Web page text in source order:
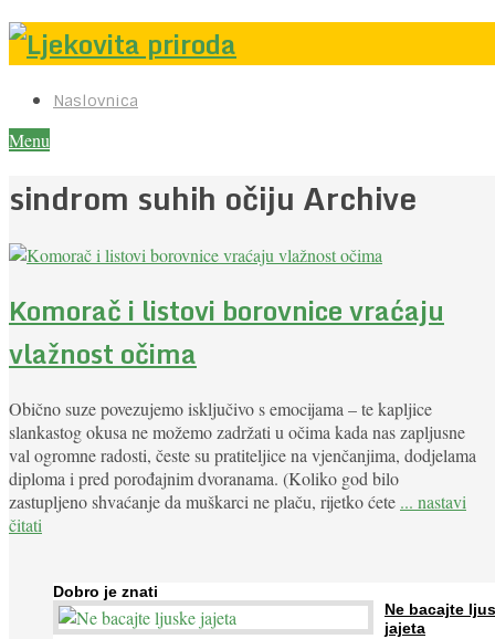
Naslovnica
Menu
sindrom suhih očiju Archive
Komorač i listovi borovnice vraćaju
vlažnost očima
Obično suze povezujemo isključivo s emocijama – te kapljice
slankastog okusa ne možemo zadržati u očima kada nas zapljusne
val ogromne radosti, česte su pratiteljice na vjenčanjima, dodjelama
diploma i pred porođajnim dvoranama. (Koliko god bilo
zastupljeno shvaćanje da muškarci ne plaču, rijetko ćete ... nastavi
čitati
Dobro je znati
Ne bacajte
jajeta